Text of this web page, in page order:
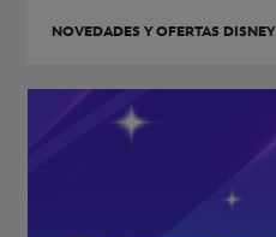
NOVEDADES Y OFERTAS DISNEY